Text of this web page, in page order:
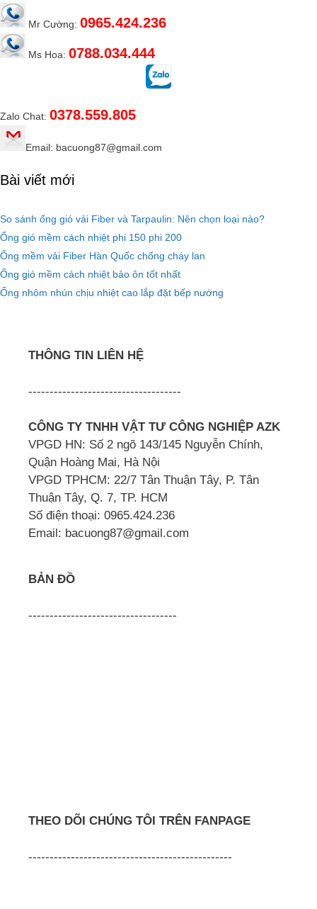
Mr Cường: 0965.424.236
Ms Hoa: 0788.034.444
Zalo Chat: 0378.559.805
Email: bacuong87@gmail.com
Bài viết mới
So sánh ống gió vải Fiber và Tarpaulin: Nên chọn loại nào?
Ống gió mềm cách nhiệt phi 150 phi 200
Ống mềm vải Fiber Hàn Quốc chống cháy lan
Ống gió mềm cách nhiệt bảo ôn tốt nhất
Ống nhôm nhún chịu nhiệt cao lắp đặt bếp nướng
THÔNG TIN LIÊN HỆ
------------------------------------
CÔNG TY TNHH VẬT TƯ CÔNG NGHIỆP AZK
VPGD HN: Số 2 ngõ 143/145 Nguyễn Chính,
Quận Hoàng Mai, Hà Nội
VPGD TPHCM: 22/7 Tân Thuận Tây, P. Tân
Thuận Tây, Q. 7, TP. HCM
Số điện thoại: 0965.424.236
Email: bacuong87@gmail.com
BẢN ĐỒ
-----------------------------------
THEO DÕI CHÚNG TÔI TRÊN FANPAGE
------------------------------------------------